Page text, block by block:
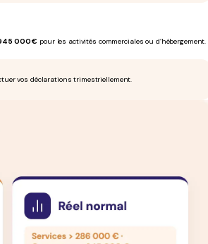
000 € pour les activités commerciales ou d’hébergement.
vos déclarations trimestriellement.